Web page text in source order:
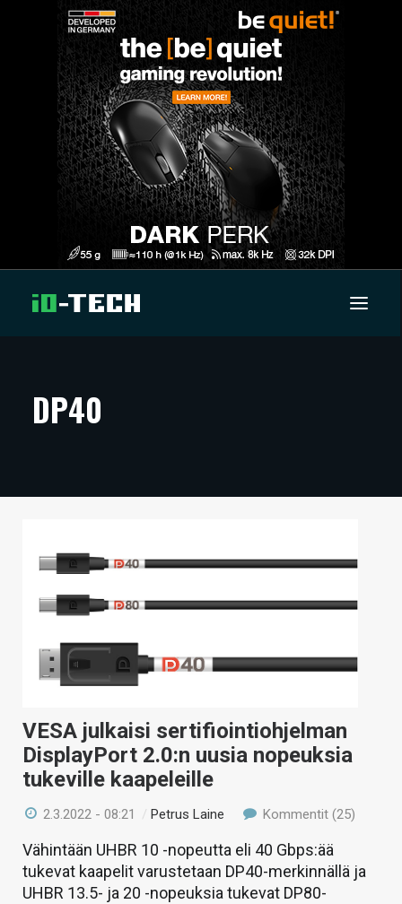
ARTIKKELIT
TECHBBS
HINTA.FI
KAUPPA
VAIHDA TEEMA
HAKU
DP40
VESA julkaisi sertifiointiohjelman
DisplayPort 2.0:n uusia nopeuksia
tukeville kaapeleille
2.3.2022 - 08:21 /Petrus Laine Kommentit (25)
Vähintään UHBR 10 -nopeutta eli 40 Gbps:ää
tukevat kaapelit varustetaan DP40-merkinnällä ja
UHBR 13.5- ja 20 -nopeuksia tukevat DP80-